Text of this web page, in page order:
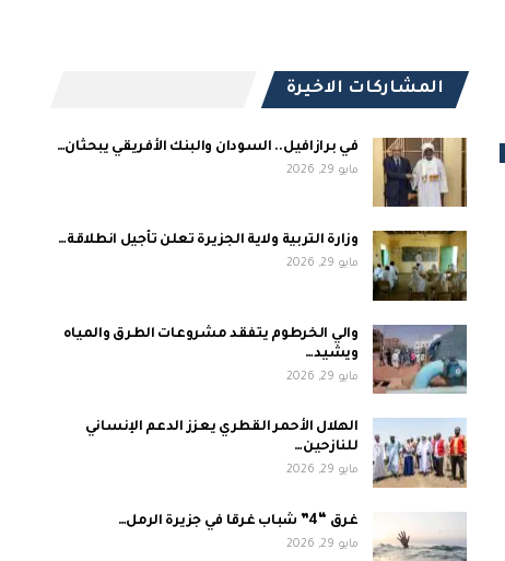
المشاركات الاخيرة
في برازافيل.. السودان والبنك الأفريقي يبحثان…
مايو 29, 2026
وزارة التربية ولاية الجزيرة تعلن تأجيل انطلاقة…
مايو 29, 2026
والي الخرطوم يتفقد مشروعات الطرق والمياه
ويشيد…
مايو 29, 2026
الهلال الأحمر القطري يعزز الدعم الإنساني
للنازحين…
مايو 29, 2026
غرق “4” شباب غرقا في جزيرة الرمل…
مايو 29, 2026